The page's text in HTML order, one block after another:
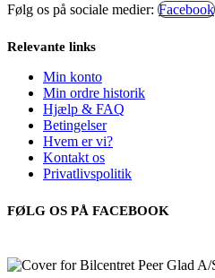
Følg os på sociale medier: Facebook
Relevante links
Min konto
Min ordre historik
Hjælp & FAQ
Betingelser
Hvem er vi?
Kontakt os
Privatlivspolitik
FØLG OS PÅ FACEBOOK